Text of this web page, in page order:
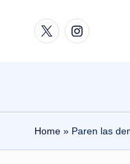
TwitterInstagram
Home » Paren las